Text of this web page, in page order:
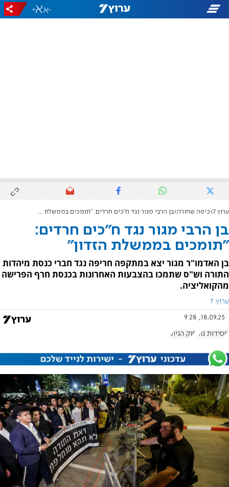
-
+
ערוץ 7 כיפה שחורה בן הרבי מגור נגד ח"כים חרדים: "תומכים בממשלת הזדון"
בן הרבי מגור נגד ח"כים חרדים:
"תומכים בממשלת הזדון"
בן האדמו"ר מגור יצא במתקפה חריפה נגד חברי כנסת מיהדות
התורה וש"ס שתמכו בהצבעות האחרונות בכנסת חרף הפרישה
מהקואליציה.
ערוץ 7
18.09.25, 9:28
חסידות גור חוק הגיוס